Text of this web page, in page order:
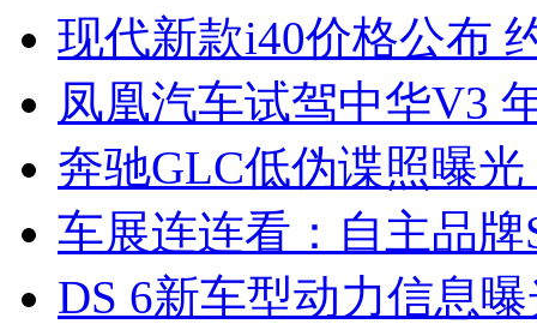
现代新款i40价格公布
凤凰汽车试驾中华V3
奔驰GLC低伪谍照曝
车展连连看：自主品牌
DS 6新车型动力信息